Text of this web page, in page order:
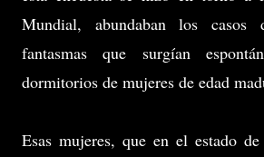
Mundial, abundaban los casos
fantasmas que surgían
dormitorios de mujeres de edad
Esas mujeres, que en el estado